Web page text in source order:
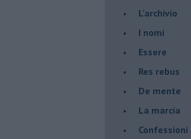
L'archivio
I nomi
Essere
Res rebus
De mente
La marcia